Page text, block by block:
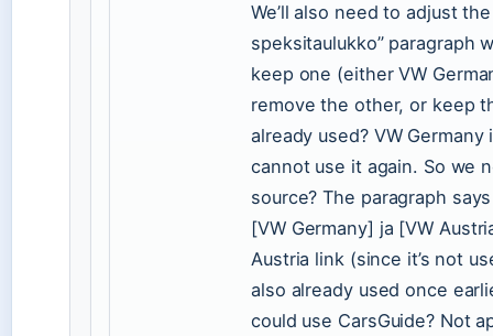
We’ll also need to adjust
speksitaulukko” paragraph
keep one (either VW
remove the other, or keep
already used? VW
cannot use it again. So we
source? The paragraph
[VW Germany] ja [VW
Austria link (since it’s not
also already used once
could use CarsGuide? Not